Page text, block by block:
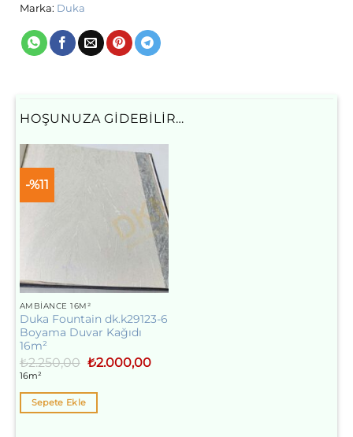
Marka: Duka
HOŞUNUZA GIDEBILIR…
-%11
AMBIANCE 16M²
Duka Fountain dk.k29123-6
Boyama Duvar Kağıdı
16m²
₺2.250,00 Orijinal
fiyat:
₺2.000,00Şu
andaki
16m²
Sepete Ekle